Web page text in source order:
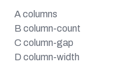
A columns
B column-count
C column-gap
D column-width